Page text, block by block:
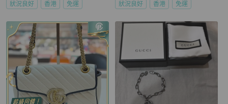
狀況良好 香港 免運 狀況良好 香港 免運